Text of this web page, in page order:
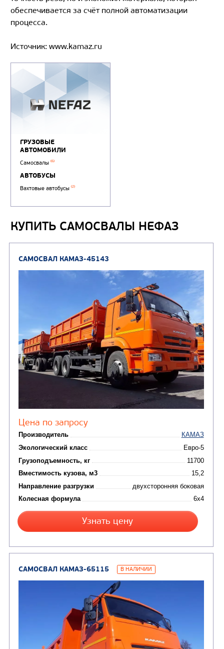
обеспечивается за счёт полной автоматизации
процесса.
Источник: www.kamaz.ru
ГРУЗОВЫЕ
АВТОМОБИЛИ
Самосвалы(6)
АВТОБУСЫ
(2)
КУПИТЬ САМОСВАЛЫ НЕФАЗ
САМОСВАЛ КАМАЗ-45143